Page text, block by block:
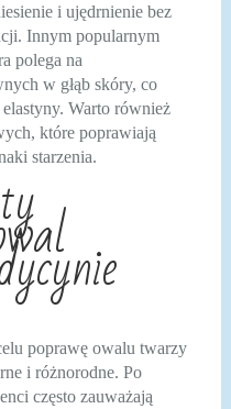
i ujędrnienie bez
Innym popularnym
polega na
w głąb skóry, co
Warto również
które poprawiają
starzenia.
poprawę owalu twarzy
i różnorodne. Po
często zauważają